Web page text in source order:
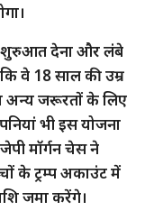
शुरुआत देना और लंबे
वे 18 साल की उम्र
अन्य जरूरतों के लिए
भी इस योजना
मॉर्गन चेस ने
के ट्रम्प अकाउंट में
जमा करेंगे।